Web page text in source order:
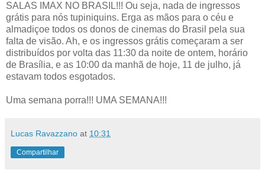
SALAS IMAX NO BRASIL!!! Ou seja, nada de ingressos
grátis para nós tupiniquins. Erga as mãos para o céu e
almadiçoe todos os donos de cinemas do Brasil pela sua
falta de visão. Ah, e os ingressos grátis começaram a ser
distribuídos por volta das 11:30 da noite de ontem, horário
de Brasília, e as 10:00 da manhã de hoje, 11 de julho, já
estavam todos esgotados.
Uma semana porra!!! UMA SEMANA!!!
Lucas Ravazzano at 10:31
Compartilhar